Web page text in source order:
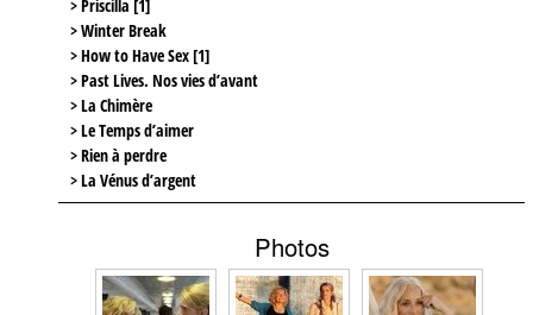
> Priscilla [1]
> Winter Break
> How to Have Sex [1]
> Past Lives. Nos vies d’avant
> La Chimère
> Le Temps d’aimer
> Rien à perdre
> La Vénus d’argent
Photos